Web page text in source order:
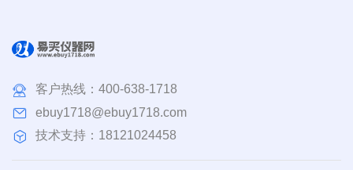
客户热线： 400-638-1718
ebuy1718@ebuy1718.com
技术支持：18121024458